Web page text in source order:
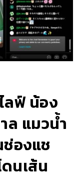
ลฟ์ น้อง
ล แมวน้ำ
องแช
นเส้น